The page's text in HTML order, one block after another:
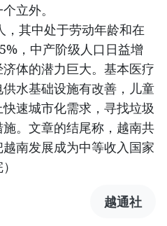
立外。
，其中处于劳动年龄和在
，中产阶级人口日益增
体的潜力巨大。基本医疗
水基础设施有改善，儿童
速城市化需求，寻找垃圾
。文章的结尾称，越南共
南发展成为中等收入国家
越通社